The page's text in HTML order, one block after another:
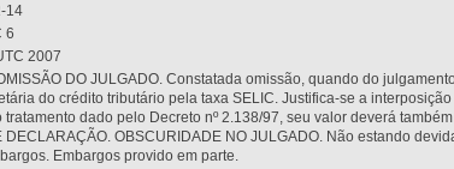
14
6
2007
DO JULGADO. Constatada omissão, quando do
do crédito tributário pela taxa SELIC. Justifica-se a
dado pelo Decreto nº 2.138/97, seu valor deverá
OBSCURIDADE NO JULGADO. Não estando
Embargos provido em parte.